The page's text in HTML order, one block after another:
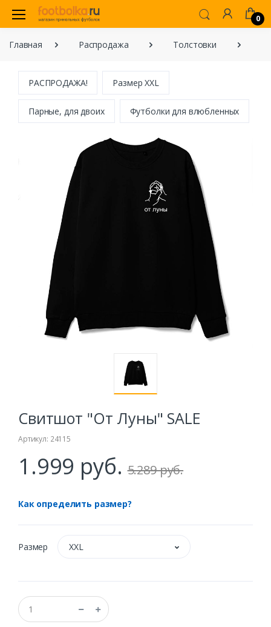
0
Главная Распродажа Толстовки
РАСПРОДАЖА! Размер XXL
Парные, для двоих Футболки для влюбленных
Свитшот "От Луны" SALE
Артикул: 24115
1.999 руб. 5.289 руб.
Как определить размер?
Размер XXL